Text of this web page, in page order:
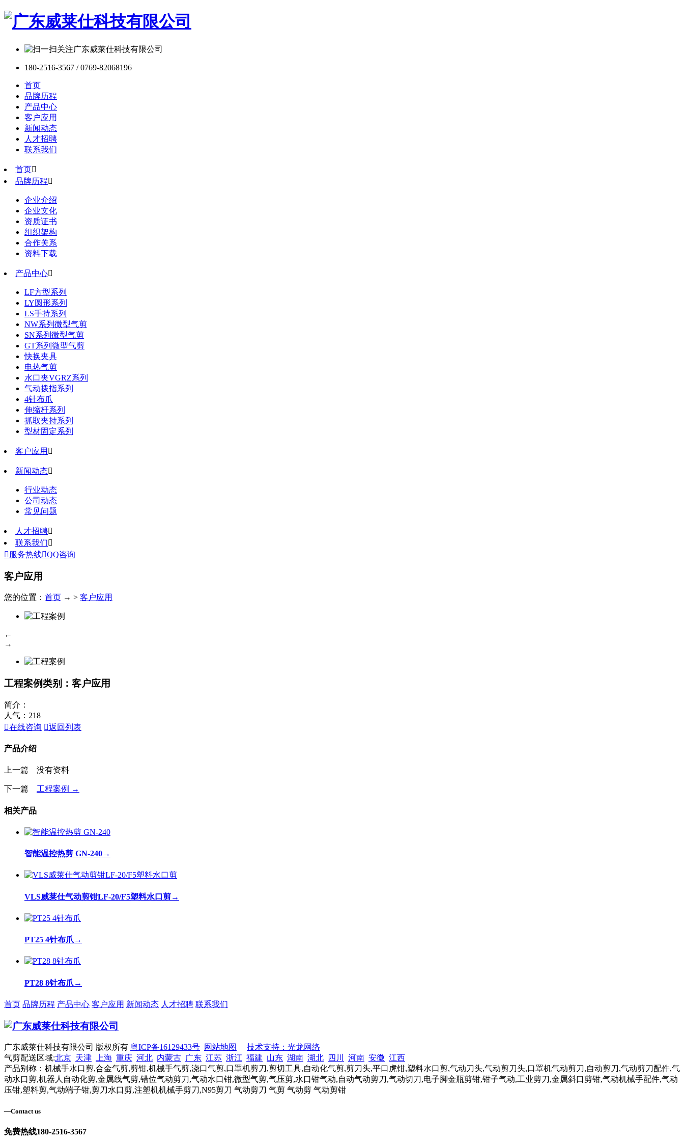
180-2516-3567 / 0769-82068196
首页
品牌历程
产品中心
客户应用
新闻动态
人才招聘
联系我们
首页
品牌历程
企业介绍
企业文化
资质证书
组织架构
合作关系
资料下载
产品中心
LF方型系列
LY圆形系列
LS手持系列
NW系列微型气剪
SN系列微型气剪
GT系列微型气剪
快换夹具
电热气剪
水口夹VGRZ系列
气动拨指系列
4针布爪
伸缩杆系列
抓取夹持系列
型材固定系列
客户应用 
新闻动态
行业动态
公司动态
常见问题
人才招聘
联系我们
 服务热线QQ咨询
客户应用
您的位置： 首页 → > 客户应用
←
→
工程案例类别：客户应用
简介：
人气： 218
在线咨询 返回列表
产品介绍
上一篇 没有资料
下一篇 工程案例 →
相关产品
智能温控热剪 GN-240→
VLS威莱仕气动剪钳LF-20/F5塑料水口剪→
PT25 4针布爪 →
PT28 8针布爪 →
首页 品牌历程 产品中心 客户应用 新闻动态 人才招聘 联系我们
广东威莱仕科技有限公司 版权所有 粤ICP备16129433号 网站地图
技术支持：光龙网络
气剪配送区域:北京 天津 上海 重庆 河北 内蒙古 广东 江苏 浙江 福建 山东 湖南 湖北 四川 河南 安徽 江西
产品别称：机械手水口剪,合金气剪,剪钳,机械手气剪,浇口气剪,口罩机剪刀,剪切工具,自动化气剪,剪刀头,平口虎钳,塑料水口剪,气动刀头,气动剪刀头,口罩机气动剪刀,自动剪刀,气动剪刀配件,气
动水口剪,机器人自动化剪,金属线气剪,错位气动剪刀,气动水口钳,微型气剪,气压剪,水口钳气动,自动气动剪刀,气动切刀,电子脚金瓶剪钳,钳子气动,工业剪刀,金属斜口剪钳,气动机械手配件,气动
压钳,塑料剪,气动端子钳,剪刀水口剪,注塑机机械手剪刀,N95剪刀 气动剪刀 气剪 气动剪 气动剪钳
—Contact us
免费热线180-2516-3567